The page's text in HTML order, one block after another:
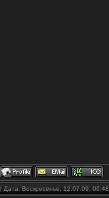
| Дата: Воскресенье, 12.07.09,